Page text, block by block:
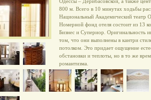
800 м. Всего в 10 минутах ходьбы
Национальный Академический театр
Номерной фонд отеля состоит из 13
Бизнес и Супериор. Оригинальность
том, что они выполнены в кантри
потолком. Это придает ощущение
обстановки и теплоты, но в то же
романтизма.